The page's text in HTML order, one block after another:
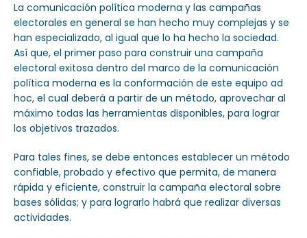
La comunicación política moderna y las campañas
electorales en general se han hecho muy complejas y se
han especializado, al igual que lo ha hecho la sociedad.
Así que, el primer paso para construir una campaña
electoral exitosa dentro del marco de la comunicación
política moderna es la conformación de este equipo ad
hoc, el cual deberá a partir de un método, aprovechar al
máximo todas las herramientas disponibles, para lograr
los objetivos trazados.
Para tales fines, se debe entonces establecer un método
confiable, probado y efectivo que permita, de manera
rápida y eficiente, construir la campaña electoral sobre
bases sólidas; y para lograrlo habrá que realizar diversas
actividades.